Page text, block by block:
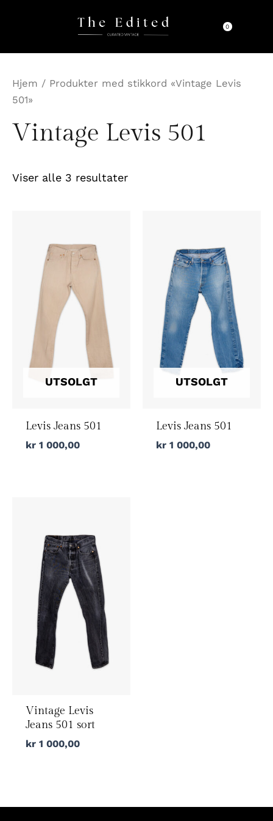
innholdet
0
Hjem / Produkter med stikkord «Vintage Levis
501»
Vintage Levis 501
Viser alle 3 resultater
etter
nyeste
UTSOLGT
Levis Jeans 501
kr1 000,00
UTSOLGT
Levis Jeans 501
kr1 000,00
Vintage Levis
Jeans 501 sort
kr1 000,00